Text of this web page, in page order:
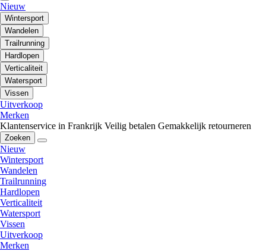
Nieuw
Wintersport
Wandelen
Trailrunning
Hardlopen
Verticaliteit
Watersport
Vissen
Uitverkoop
Merken
Klantenservice in Frankrijk Veilig betalen Gemakkelijk retourneren
Zoeken
Nieuw
Wintersport
Wandelen
Trailrunning
Hardlopen
Verticaliteit
Watersport
Vissen
Uitverkoop
Merken